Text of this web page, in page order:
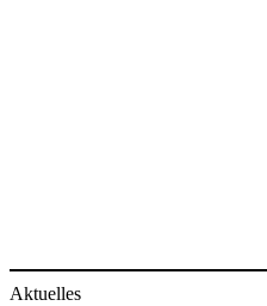
Aktuelles